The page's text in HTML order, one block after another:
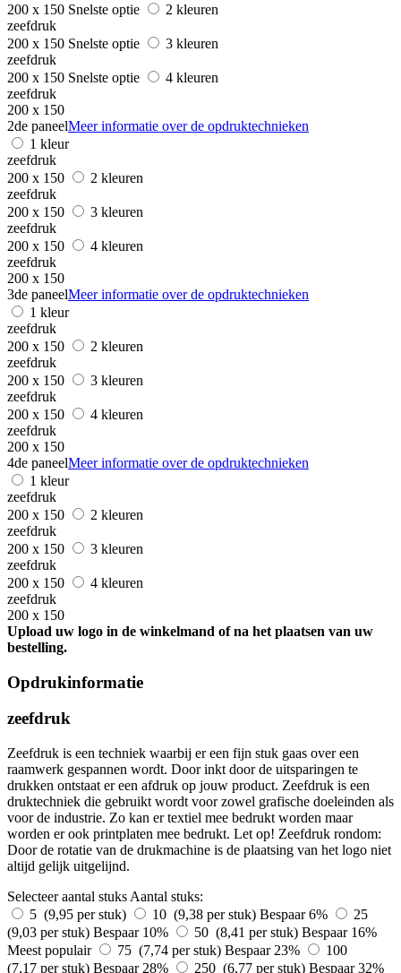
200 x 150 Snelste optie
2 kleuren
zeefdruk
200 x 150 Snelste optie
3 kleuren
zeefdruk
200 x 150 Snelste optie
4 kleuren
zeefdruk
200 x 150
2de paneelMeer informatie over de opdruktechnieken
1 kleur
zeefdruk
200 x 150
2 kleuren
zeefdruk
200 x 150
3 kleuren
zeefdruk
200 x 150
4 kleuren
zeefdruk
200 x 150
3de paneelMeer informatie over de opdruktechnieken
1 kleur
zeefdruk
200 x 150
2 kleuren
zeefdruk
200 x 150
3 kleuren
zeefdruk
200 x 150
4 kleuren
zeefdruk
200 x 150
4de paneelMeer informatie over de opdruktechnieken
1 kleur
zeefdruk
200 x 150
2 kleuren
zeefdruk
200 x 150
3 kleuren
zeefdruk
200 x 150
4 kleuren
zeefdruk
200 x 150
Upload uw logo in de winkelmand of na het plaatsen van uw
bestelling.
Opdrukinformatie
zeefdruk
Zeefdruk is een techniek waarbij er een fijn stuk gaas over een
raamwerk gespannen wordt. Door inkt door de uitsparingen te
drukken ontstaat er een afdruk op jouw product. Zeefdruk is een
druktechniek die gebruikt wordt voor zowel grafische doeleinden als
voor de industrie. Zo kan er textiel mee bedrukt worden maar
worden er ook printplaten mee bedrukt. Let op! Zeefdruk rondom:
Door de rotatie van de drukmachine is de plaatsing van het logo niet
altijd gelijk uitgelijnd.
Selecteer aantal stuks Aantal stuks:
5 (9,95 per stuk)
10 (9,38 per stuk) Bespaar 6%
25
(9,03 per stuk) Bespaar 10% 50 (8,41 per stuk) Bespaar 16%
Meest populair
75 (7,74 per stuk) Bespaar 23%
100
(7,17 per stuk) Bespaar 28% 250 (6,77 per stuk) Bespaar 32%